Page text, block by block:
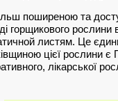
поширеною та
горщикового
листям. Це
цієї рослини є
лікарської